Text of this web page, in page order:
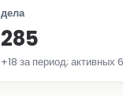
дела
285
+18 за период; активных